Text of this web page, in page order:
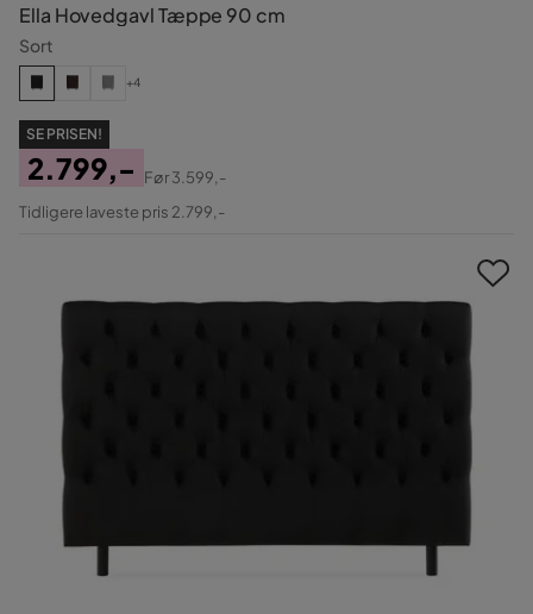
Ella Hovedgavl Tæppe 90 cm
Sort
+4
SE PRISEN!
Pris
2.799,-
Original
Før3.599,-
Tidligere laveste pris 2.799,-